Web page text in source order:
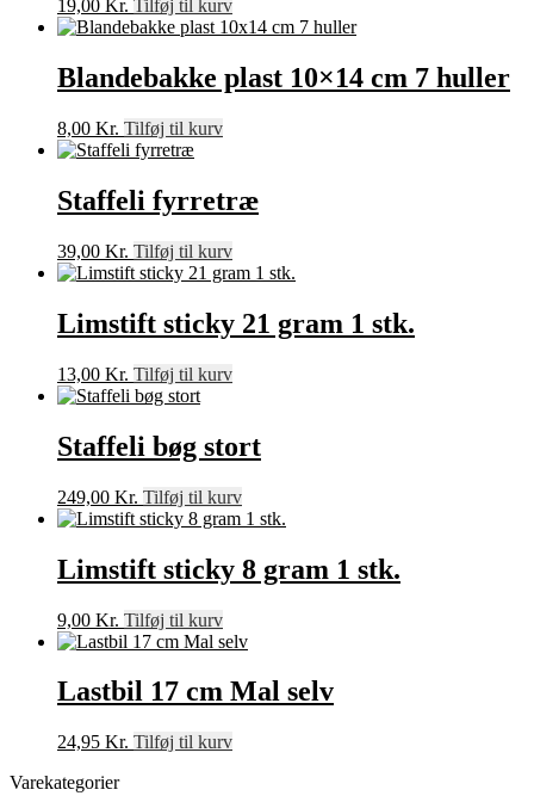
19,00 Kr. Tilføj til kurv
Blandebakke plast 10×14 cm 7 huller
8,00 Kr. Tilføj til kurv
Staffeli fyrretræ
39,00 Kr. Tilføj til kurv
Limstift sticky 21 gram 1 stk.
13,00 Kr. Tilføj til kurv
Staffeli bøg stort
249,00 Kr. Tilføj til kurv
Limstift sticky 8 gram 1 stk.
9,00 Kr. Tilføj til kurv
Lastbil 17 cm Mal selv
24,95 Kr. Tilføj til kurv
Varekategorier